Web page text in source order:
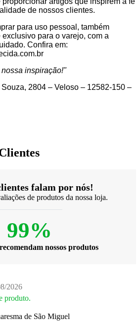
de nossos clientes.
para uso pessoal, também
para o varejo, com a
Confira em:
inspiração!"
2804 – Veloso – 12582-150 –
falam por nós!
de produtos da nossa loja.
99%
nossos produtos
2026
produto.
de São Miguel